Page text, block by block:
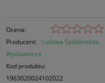
Ocena:
Producent:
Ludowa Spółdzielnia
Wydawnicza
Kod produktu:
1963020024102022